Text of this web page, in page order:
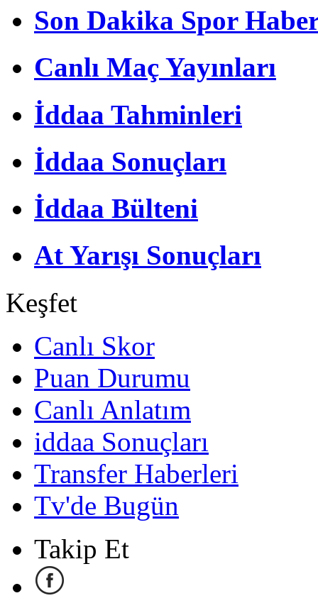
Son Dakika Spor
Canlı Maç Yayınları
İddaa Tahminleri
İddaa Sonuçları
İddaa Bülteni
At Yarışı Sonuçları
Keşfet
Canlı Skor
Puan Durumu
Canlı Anlatım
iddaa Sonuçları
Transfer Haberleri
Tv'de Bugün
Takip Et